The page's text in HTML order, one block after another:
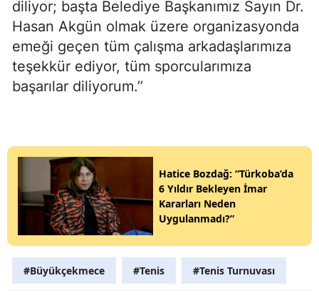
diliyor; başta Belediye Başkanımız Sayın Dr.
Hasan Akgün olmak üzere organizasyonda
emeği geçen tüm çalışma arkadaşlarımıza
teşekkür ediyor, tüm sporcularımıza
başarılar diliyorum.’’
Hatice Bozdağ: “Türkoba’da
6 Yıldır Bekleyen İmar
Kararları Neden
Uygulanmadı?”
#Büyükçekmece #Tenis #Tenis Turnuvası